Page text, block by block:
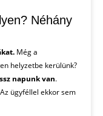
Néhány
Még a
helyzetbe kerülünk?
napunk van.
ügyféllel ekkor sem